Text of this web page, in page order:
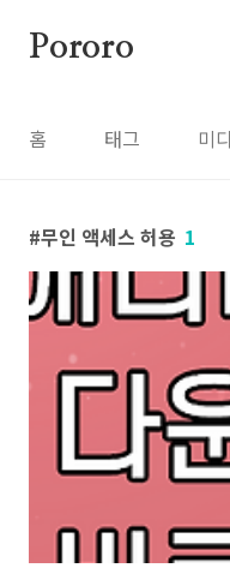
Pororo
홈 태그 미
무인 액세스 허용 1